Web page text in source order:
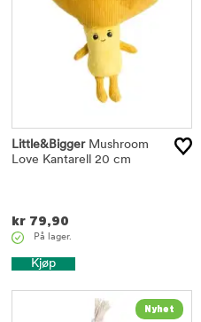
Little&BiggerMushroom
Love Kantarell 20 cm
kr 79,90
På lager.
Kjøp